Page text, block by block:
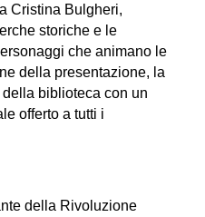
Cristina Bulgheri,
storiche e le
che animano le
della presentazione, la
biblioteca con un
offerto a tutti i
della Rivoluzione